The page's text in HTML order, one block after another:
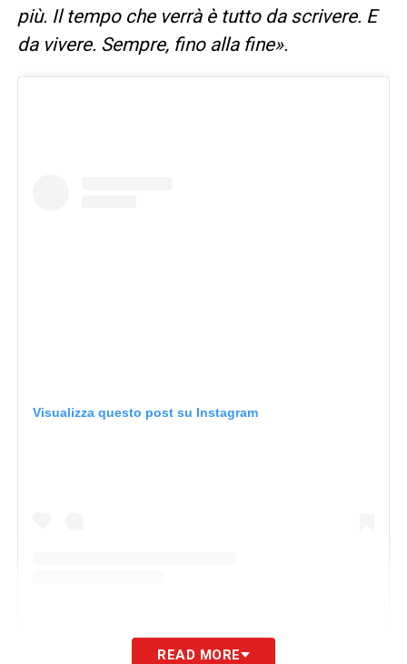
più. Il tempo che verrà è tutto da scrivere. E
da vivere. Sempre, fino alla fine».
Visualizza questo post su Instagram
READ MORE